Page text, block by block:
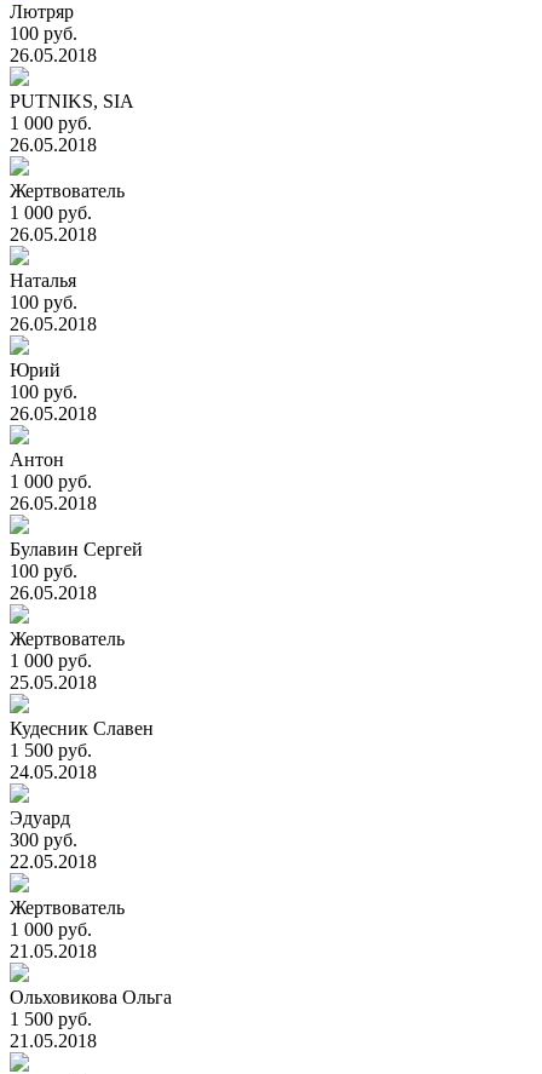
Лютряр
100 руб.
26.05.2018
PUTNIKS, SIA
1 000 руб.
26.05.2018
Жертвователь
1 000 руб.
26.05.2018
Наталья
100 руб.
26.05.2018
Юрий
100 руб.
26.05.2018
Антон
1 000 руб.
26.05.2018
Булавин Сергей
100 руб.
26.05.2018
Жертвователь
1 000 руб.
25.05.2018
Кудесник Славен
1 500 руб.
24.05.2018
Эдуард
300 руб.
22.05.2018
Жертвователь
1 000 руб.
21.05.2018
Ольховикова Ольга
1 500 руб.
21.05.2018